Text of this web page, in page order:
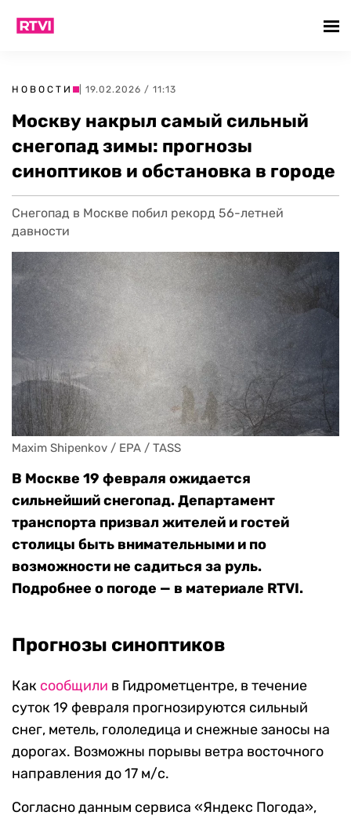
НОВОСТИ | 19.02.2026 / 11:13
Москву накрыл самый сильный
снегопад зимы: прогнозы
синоптиков и обстановка в городе
Снегопад в Москве побил рекорд 56-летней
давности
Maxim Shipenkov / EPA / TASS
В Москве 19 февраля ожидается
сильнейший снегопад. Департамент
транспорта призвал жителей и гостей
столицы быть внимательными и по
возможности не садиться за руль.
Подробнее о погоде — в материале RTVI.
Прогнозы синоптиков
Как сообщили в Гидрометцентре, в течение
суток 19 февраля прогнозируются сильный
снег, метель, гололедица и снежные заносы на
дорогах. Возможны порывы ветра восточного
направления до 17 м/с.
Согласно данным сервиса «Яндекс Погода»,